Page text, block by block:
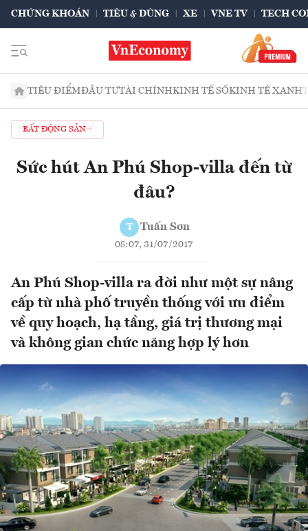
CHỨNG KHOÁN TIÊU & DÙNG XE VNE TV TECH
TIÊU ĐIỂMĐẦU TƯTÀI CHÍNHKINH TẾ SỐKINH TẾ XANH
BẤT ĐỘNG SẢN
Sức hút An Phú Shop-villa đến từ
đâu?
T Tuấn Sơn
08:07, 31/07/2017
An Phú Shop-villa ra đời như một sự nâng
cấp từ nhà phố truyền thống với ưu điểm
về quy hoạch, hạ tầng, giá trị thương mại
và không gian chức năng hợp lý hơn